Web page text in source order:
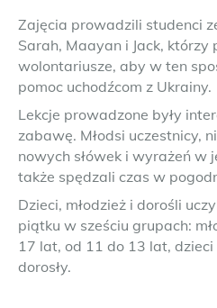
Zajęcia prowadzili studenci
Sarah, Maayan i Jack, którzy
wolontariusze, aby w ten
pomoc uchodźcom z Ukrainy.
Lekcje prowadzone były
zabawę. Młodsi uczestnicy,
nowych słówek i wyrażeń w
także spędzali czas w
Dzieci, młodzież i dorośli
piątku w sześciu grupach:
17 lat, od 11 do 13 lat,
dorosły.